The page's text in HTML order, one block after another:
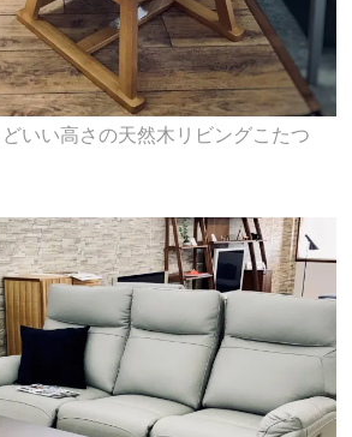
いい高さの天然木リビングこたつ